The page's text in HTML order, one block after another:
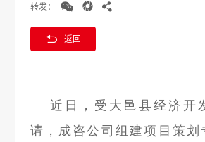
转发：   
 返回
近日，受大邑县经济开
请，成咨公司组建项目策划